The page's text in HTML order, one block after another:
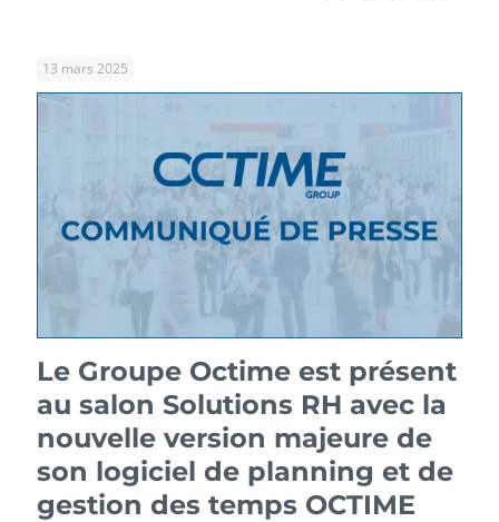
13 mars 2025
Le Groupe Octime est présent
au salon Solutions RH avec la
nouvelle version majeure de
son logiciel de planning et de
gestion des temps OCTIME